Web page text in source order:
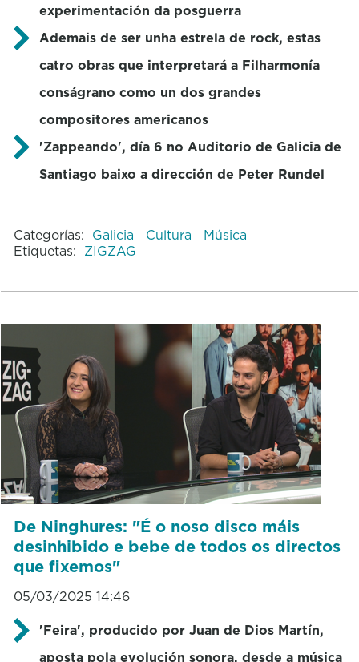
experimentación da posguerra
Ademais de ser unha estrela de rock, estas
catro obras que interpretará a Filharmonía
conságrano como un dos grandes
compositores americanos
'Zappeando', día 6 no Auditorio de Galicia de
Santiago baixo a dirección de Peter Rundel
Categorías: Galicia Cultura
Música
Etiquetas: ZIGZAG
De Ninghures: "É o noso disco máis
desinhibido e bebe de todos os directos
que fixemos"
05/03/2025 14:46
'Feira', producido por Juan de Dios Martín,
aposta pola evolución sonora, desde a música